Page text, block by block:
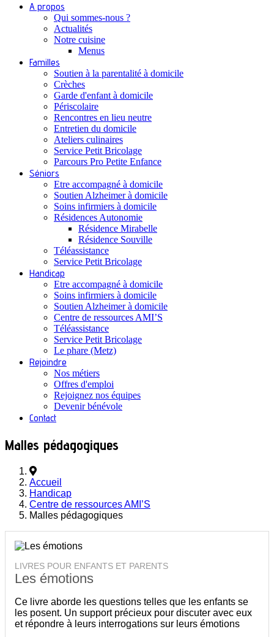
A propos
Qui sommes-nous ?
Actualités
Notre cuisine
Menus
Familles
Soutien à la parentalité à domicile
Crèches
Garde d'enfant à domicile
Périscolaire
Rencontres en lieu neutre
Entretien du domicile
Ateliers culinaires
Service Petit Bricolage
Parcours Pro Petite Enfance
Séniors
Etre accompagné à domicile
Soutien Alzheimer à domicile
Soins infirmiers à domicile
Résidences Autonomie
Résidence Mirabelle
Résidence Souville
Téléassistance
Service Petit Bricolage
Handicap
Etre accompagné à domicile
Soins infirmiers à domicile
Soutien Alzheimer à domicile
Centre de ressources AMI’S
Téléassistance
Service Petit Bricolage
Le phare (Metz)
Rejoindre
Nos métiers
Offres d'emploi
Rejoignez nos équipes
Devenir bénévole
Contact
Malles pédagogiques
Accueil
Handicap
Centre de ressources AMI’S
Malles pédagogiques
LIVRES POUR ENFANTS ET PARENTS
Les émotions
Ce livre aborde les questions telles que les enfants se
les posent. Un support précieux pour discuter avec eux
et répondre à leurs interrogations sur leurs émotions